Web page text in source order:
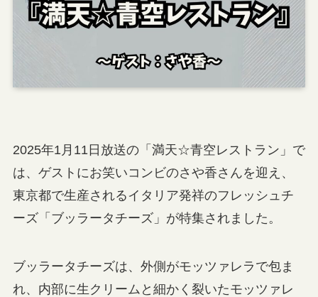
2025年1月11日放送の「満天☆青空レストラン」で
は、ゲストにお笑いコンビのさや香さんを迎え、
東京都で生産されるイタリア発祥のフレッシュチ
ーズ「ブッラータチーズ」が特集されました。
ブッラータチーズは、外側がモッツァレラで包ま
れ、内部に生クリームと細かく裂いたモッツァレ